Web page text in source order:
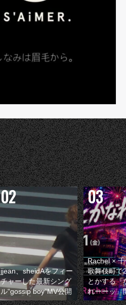
jjean、sheidAをフィー
チャーした最新シング
ル“gossip boy”MV公開
Rachel ×
歌舞伎町で
とかする『
れーーッ』